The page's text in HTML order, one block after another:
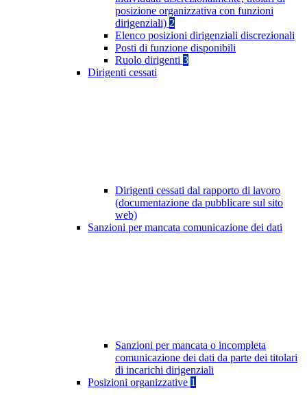
posizione organizzativa con funzioni
dirigenziali) 2
Elenco posizioni dirigenziali discrezionali
Posti di funzione disponibili
Ruolo dirigenti 3
Dirigenti cessati
Dirigenti cessati dal rapporto di lavoro
(documentazione da pubblicare sul sito
web)
Sanzioni per mancata comunicazione dei dati
Sanzioni per mancata o incompleta
comunicazione dei dati da parte dei titolari
di incarichi dirigenziali
Posizioni organizzative 1